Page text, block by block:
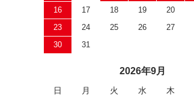
16
17 18 19 20
23
24 25 26 27
30
31
2026年9月
日 月 火 水 木